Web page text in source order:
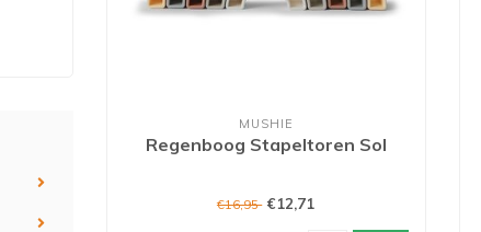
MUSHIE
Regenboog Stapeltoren Sol
€16,95 €12,71